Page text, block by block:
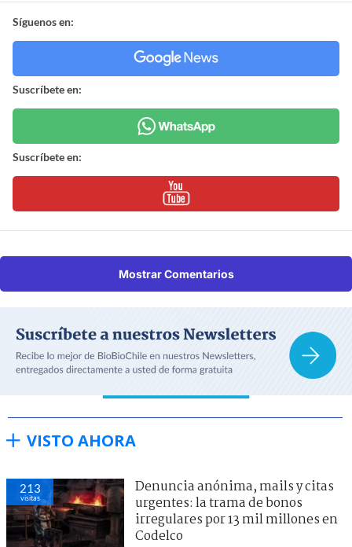
Síguenos en:
Suscríbete en:
Suscríbete en:
Mostrar Comentarios
VISTO AHORA
213
visitas
Denuncia anónima, mails y citas
urgentes: la trama de bonos
irregulares por 13 mil millones en
Codelco